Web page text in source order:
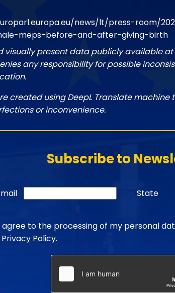
news/lt/press-room/
meps-before-and-after-giving-birth
visually present data publicly available
any responsibility for possible
created using DeepL Translate machine
or inconvenience.
Subscribe to
State
agree to the processing of my personal
Privacy Policy.